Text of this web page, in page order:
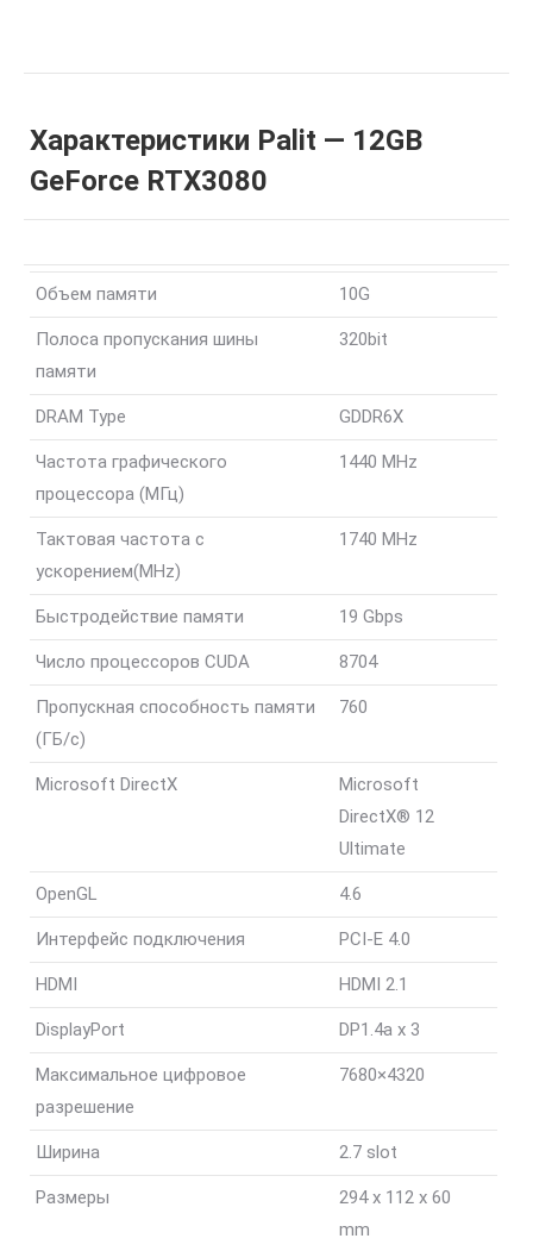
LHR
Характеристики Palit — 12GB
GeForce RTX3080
Объем памяти 10G
Полоса пропускания шины
памяти
320bit
DRAM Type GDDR6X
Частота графического
процессора (МГц)
1440 MHz
Тактовая частота с
ускорением(MHz)
1740 MHz
Быстродействие памяти 19 Gbps
Число процессоров CUDA 8704
Пропускная способность памяти
(ГБ/с)
760
Microsoft DirectX
Microsoft
DirectX® 12
Ultimate
OpenGL 4.6
Интерфейс подключения PCI-E 4.0
HDMI HDMI 2.1
DisplayPort DP1.4a x 3
Максимальное цифровое
разрешение
7680×4320
Ширина 2.7 slot
Размеры
294 x 112 x 60
mm